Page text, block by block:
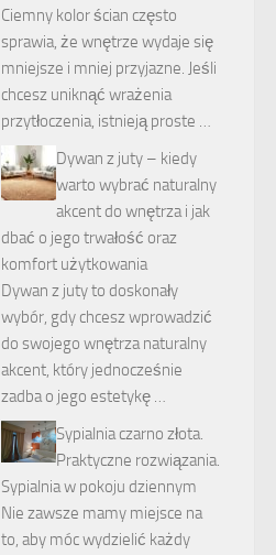
Ciemny kolor ścian często
sprawia, że wnętrze wydaje się
mniejsze i mniej przyjazne. Jeśli
chcesz uniknąć wrażenia
przytłoczenia, istnieją proste …
Dywan z juty – kiedy
warto wybrać naturalny
akcent do wnętrza i jak
dbać o jego trwałość oraz
komfort użytkowania
Dywan z juty to doskonały
wybór, gdy chcesz wprowadzić
do swojego wnętrza naturalny
akcent, który jednocześnie
zadba o jego estetykę …
Sypialnia czarno złota.
Praktyczne rozwiązania.
Sypialnia w pokoju dziennym
Nie zawsze mamy miejsce na
to, aby móc wydzielić każdy